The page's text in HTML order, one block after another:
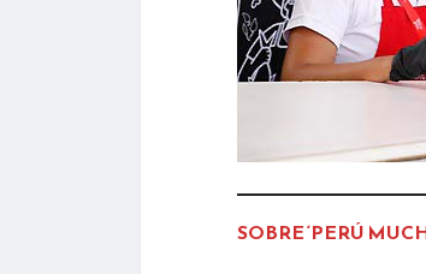
SOBRE ‘PERÚ